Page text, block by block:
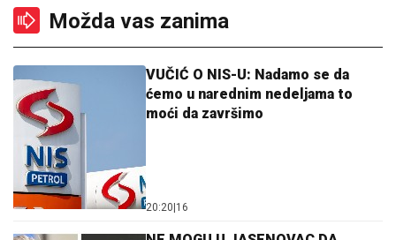
Možda vas zanima
VUČIĆ O NIS-U: Nadamo se da
ćemo u narednim nedeljama to
moći da završimo
20:20|16